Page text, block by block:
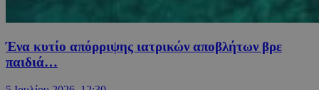
Ένα κυτίο απόρριψης ιατρικών αποβλήτων βρε
παιδιά…